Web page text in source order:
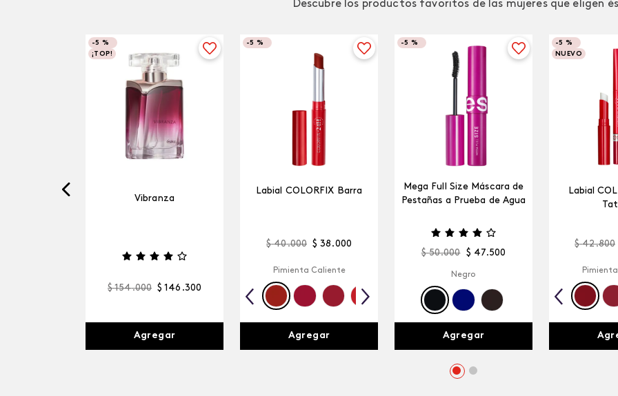
Descubre los productos favoritos de las mujeres que eligen
-5 %
¡TOP!
Vibranza
$ 154.000 $ 146 .300
Agregar
-5 %
Labial COLORFIX Barra
$ 40.000 $ 38 .000
Pimienta Caliente
Agregar
-5 %
Mega Full Size Máscara de
Pestañas a Prueba de Agua
$ 50.000 $ 47.500
Negro
Agregar
-5 %
NUEVO
Labial
$ 42.800